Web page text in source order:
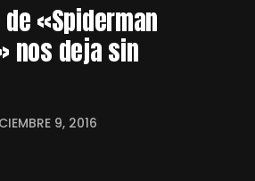
«Spiderman
nos deja sin
9, 2016